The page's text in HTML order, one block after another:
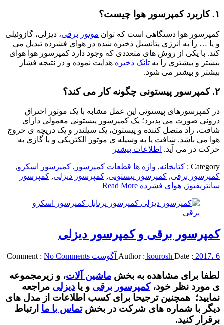
۱. کاربرد کمپرسور هوا چیست؟
کمپرسور هوا دستگاهی است که توان موتور برقی، دیزلی، گازوئیلی
و یا … را به انرژي پتانسیل ذخیره شده در هوای فشرده تبدیل می
کند. با یکی از روش های متعددی که وجود دارد کمپرسور هوا هوای
بیشتر و بیشتری را به تانک ذخیره هدایت نموده و در نتیجه فشار
بیشتر و بیشتر می شود.
۲. کمپرسور پیستونی چگونه کار می کند؟
در کمپرسورهای پیستونی این عمل مشابه با یک موتور احتراق
درونی صورت می پذیرد؛ یک کمپرسور پیستونی معمولی دارای
شافت، راد متصل کننده و پیستون، یک سیلندر و یک دریچه ی خروج
هوا می باشد. شافت یا به وسیله ی موتور الکتریکی و یا گازی به
حرکت در می آید. اطلاعات بیشتر
Category : کتابخانه, واژه ها قطعات کمپرسور , کمپرسور اسکرو,
کمپرسور برقی, کمپرسور پیستونی, کمپرسور دیزلی, کمپرسور
سانتریفیوژ , هوای فشرده Read More
کمپرسور برقی و کمپرسور دیزلی
Author : kourosh Date : 2017، 6 آگوست Comment : No Comments
لطفا برای مشاهده به بخش ماشین آلات، و زیرمجموعه
ی مورد نظر خود،کمپرسور برقی و یا دیزلی مراجعه
نمایید؛ همچنین ترجیحا برای کسب اطلاعات از مدل های
دیگر با شماره های شرکت در بخشتماس با ما ارتباط
برقرار کنید.